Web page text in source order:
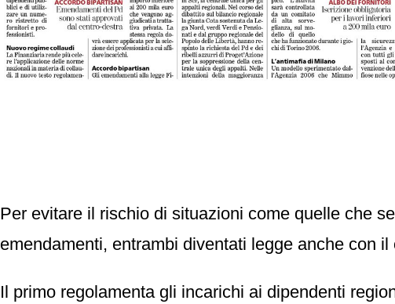
Per evitare il rischio di situazioni come quelle che
emendamenti, entrambi diventati legge anche con
Il primo regolamenta gli incarichi ai dipendenti